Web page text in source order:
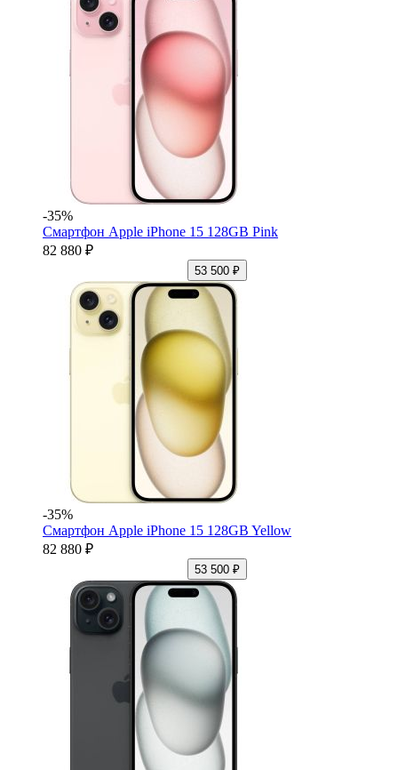
-35%
Смартфон Apple iPhone 15 128GB Pink
82 880 ₽
53 500 ₽
-35%
Смартфон Apple iPhone 15 128GB Yellow
82 880 ₽
53 500 ₽